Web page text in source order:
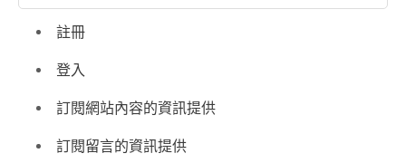
註冊
登入
訂閱網站內容的資訊提供
訂閱留言的資訊提供